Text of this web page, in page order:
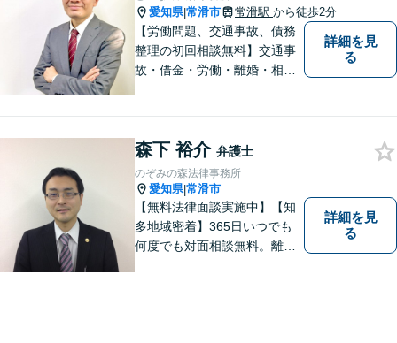
愛知県|常滑市 常滑駅 から徒歩2分
【労働問題、交通事故、債務
整理の初回相談無料】交通事
故・借金・労働・離婚・相続
町、東浦町、美浜町、南知多
町などでお困りの方がいまし
たらすぐにご相談ください。
詳細を見
る
森下 裕介 弁護士
のぞみの森法律事務所
愛知県|常滑市
【無料法律面談実施中】【知
多地域密着】365日いつでも
何度でも対面相談無料。離
詳細を見
る